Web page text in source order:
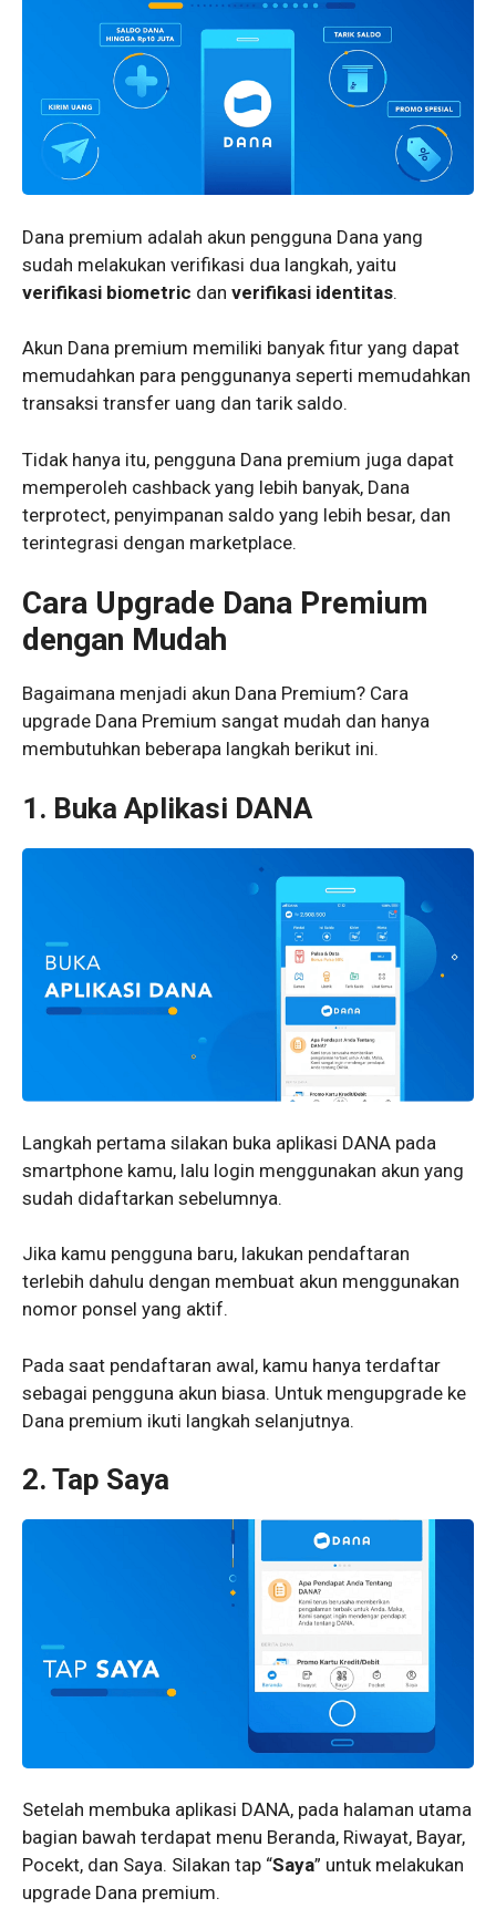
Dana premium adalah akun pengguna Dana yang
sudah melakukan verifikasi dua langkah, yaitu
verifikasi biometric dan verifikasi identitas.
Akun Dana premium memiliki banyak fitur yang dapat
memudahkan para penggunanya seperti memudahkan
transaksi transfer uang dan tarik saldo.
Tidak hanya itu, pengguna Dana premium juga dapat
memperoleh cashback yang lebih banyak, Dana
terprotect, penyimpanan saldo yang lebih besar, dan
terintegrasi dengan marketplace.
Cara Upgrade Dana Premium
dengan Mudah
Bagaimana menjadi akun Dana Premium? Cara
upgrade Dana Premium sangat mudah dan hanya
membutuhkan beberapa langkah berikut ini.
1. Buka Aplikasi DANA
Langkah pertama silakan buka aplikasi DANA pada
smartphone kamu, lalu login menggunakan akun yang
sudah didaftarkan sebelumnya.
Jika kamu pengguna baru, lakukan pendaftaran
terlebih dahulu dengan membuat akun menggunakan
nomor ponsel yang aktif.
Pada saat pendaftaran awal, kamu hanya terdaftar
sebagai pengguna akun biasa. Untuk mengupgrade ke
Dana premium ikuti langkah selanjutnya.
2. Tap Saya
Setelah membuka aplikasi DANA, pada halaman utama
bagian bawah terdapat menu Beranda, Riwayat, Bayar,
Pocekt, dan Saya. Silakan tap “Saya” untuk melakukan
upgrade Dana premium.